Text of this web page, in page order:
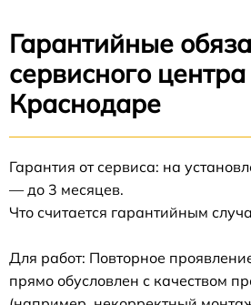
Гарантийные
сервисного
Краснодаре
Гарантия от сервиса: на
— до 3 месяцев.
Что считается гарантийным
Для работ: Повторное
прямо обусловлен с качеством